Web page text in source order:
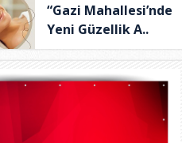
“Gazi Mahallesi’nde
Yeni Güzellik A..